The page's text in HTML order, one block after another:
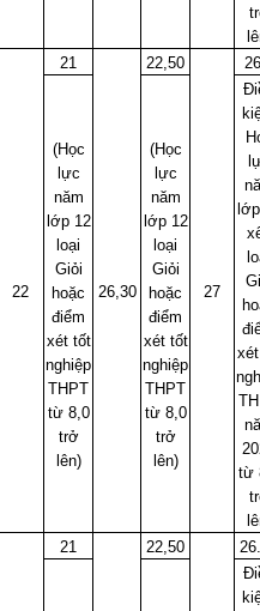
22
21
26,30
22,50
27
(Học
lực
năm
lớp 12
loại
Giỏi
hoặc
điểm
xét tốt
nghiệp
THPT
từ 8,0
trở
lên)
(Học
lực
năm
lớp 12
loại
Giỏi
hoặc
điểm
xét tốt
nghiệp
THPT
từ 8,0
trở
lên)
từ
21 22,50